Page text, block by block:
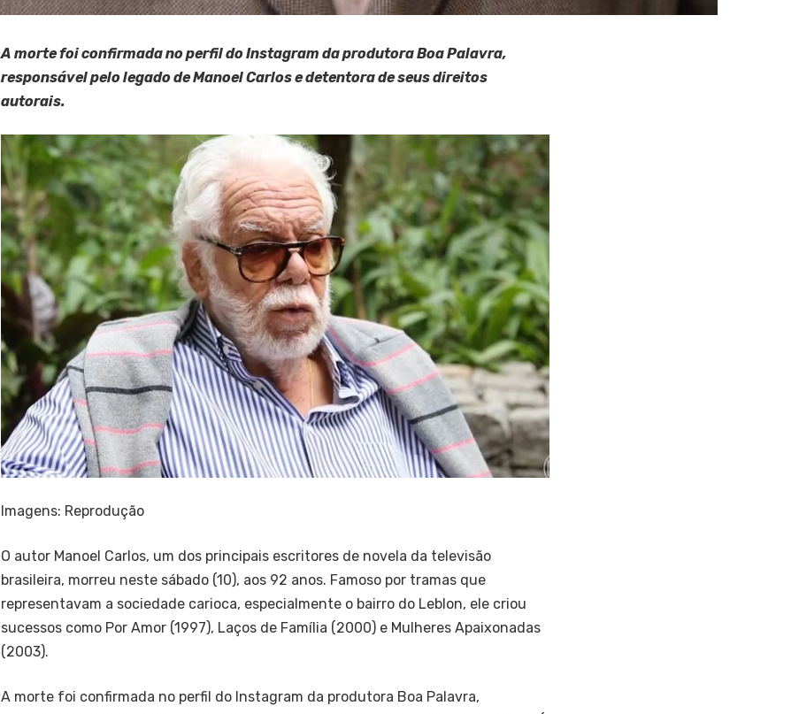
A morte foi confirmada no perfil do Instagram da produtora Boa Palavra,
responsável pelo legado de Manoel Carlos e detentora de seus direitos
autorais.
Imagens: Reprodução
O autor Manoel Carlos, um dos principais escritores de novela da televisão
brasileira, morreu neste sábado (10), aos 92 anos. Famoso por tramas que
representavam a sociedade carioca, especialmente o bairro do Leblon, ele criou
sucessos como Por Amor (1997), Laços de Família (2000) e Mulheres Apaixonadas
(2003).
A morte foi confirmada no perfil do Instagram da produtora Boa Palavra,